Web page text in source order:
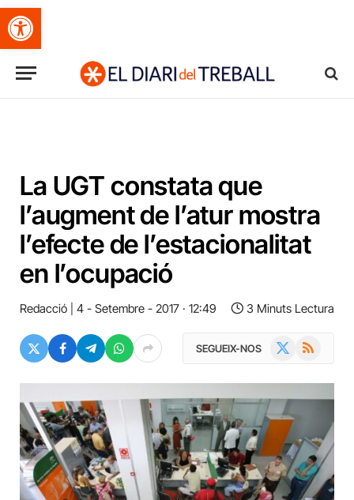
Obre la barra d'eines
La UGT constata que
l’augment de l’atur mostra
l’efecte de l’estacionalitat
en l’ocupació
Redacció 4 - Setembre - 2017 · 12:49 3 Minuts Lectura
SEGUEIX-NOS RSS